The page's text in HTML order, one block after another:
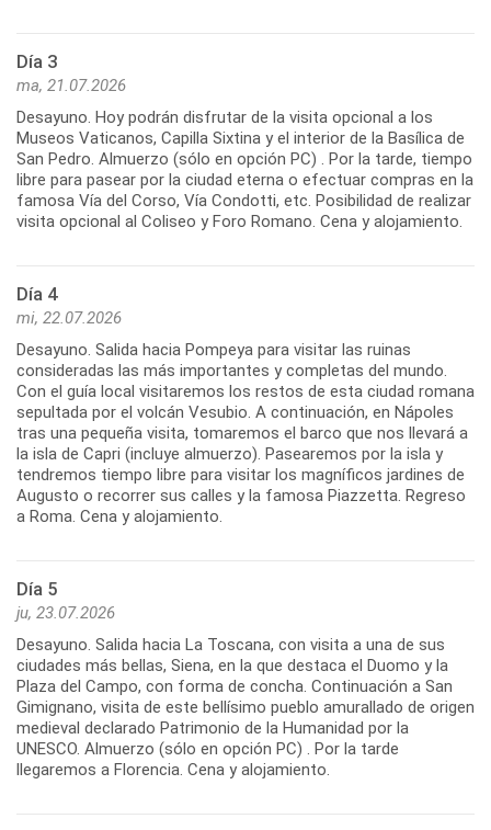
Día 3
ma, 21.07.2026
Desayuno. Hoy podrán disfrutar de la visita opcional a los
Museos Vaticanos, Capilla Sixtina y el interior de la Basílica de
San Pedro. Almuerzo (sólo en opción PC) . Por la tarde, tiempo
libre para pasear por la ciudad eterna o efectuar compras en la
famosa Vía del Corso, Vía Condotti, etc. Posibilidad de realizar
visita opcional al Coliseo y Foro Romano. Cena y alojamiento.
Día 4
mi, 22.07.2026
Desayuno. Salida hacia Pompeya para visitar las ruinas
consideradas las más importantes y completas del mundo.
Con el guía local visitaremos los restos de esta ciudad romana
sepultada por el volcán Vesubio. A continuación, en Nápoles
tras una pequeña visita, tomaremos el barco que nos llevará a
la isla de Capri (incluye almuerzo). Pasearemos por la isla y
tendremos tiempo libre para visitar los magníficos jardines de
Augusto o recorrer sus calles y la famosa Piazzetta. Regreso
a Roma. Cena y alojamiento.
Día 5
ju, 23.07.2026
Desayuno. Salida hacia La Toscana, con visita a una de sus
ciudades más bellas, Siena, en la que destaca el Duomo y la
Plaza del Campo, con forma de concha. Continuación a San
Gimignano, visita de este bellísimo pueblo amurallado de origen
medieval declarado Patrimonio de la Humanidad por la
UNESCO. Almuerzo (sólo en opción PC) . Por la tarde
llegaremos a Florencia. Cena y alojamiento.